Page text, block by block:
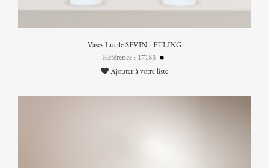
Vases Lucile SEVIN - ETLING
Référence : 17183
Ajouter à votre liste